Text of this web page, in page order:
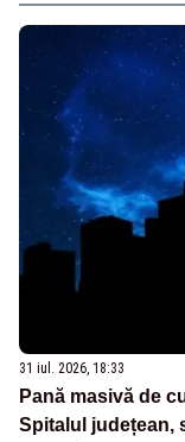
31 iul. 2026, 18:33
Pană masivă de
Spitalul județean,